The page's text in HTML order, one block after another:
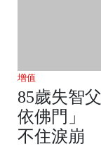
增值
85歲失智
依佛門」
不住淚崩